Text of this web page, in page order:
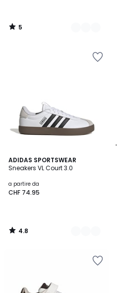
5
/
ADIDAS SPORTSWEAR
Sneakers VL Court 3.0
a partire da
CHF 74.95
4.8
/ 5
2
Colori
4.8
/